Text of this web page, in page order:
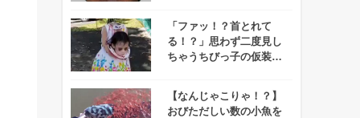
「ファッ！？首とれて
る！？」思わず二度見し
ちゃうちびっ子の仮装が
【なんじゃこりゃ！？】
おびただしい数の小魚を